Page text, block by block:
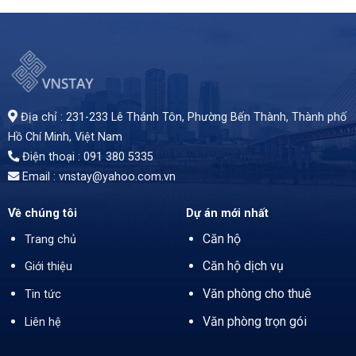
Địa chỉ : 231-233 Lê Thánh Tôn, Phường Bến Thành, Thành phố
Hồ Chí Minh, Việt Nam
Điện thoại : 091 380 5335
Email : vnstay@yahoo.com.vn
Về chúng tôi
Trang chủ
Giới thiệu
Tin tức
Liên hệ
Dự án mới nhất
Căn hộ
Căn hộ dịch vụ
Văn phòng cho thuê
Văn phòng trọn gói